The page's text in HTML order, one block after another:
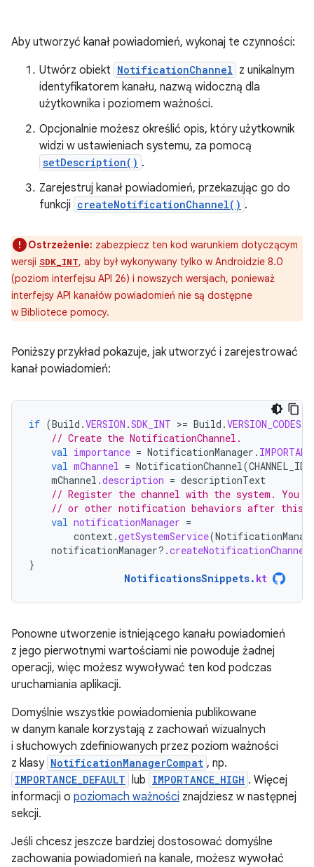
Aby utworzyć kanał powiadomień, wykonaj te czynności:
Utwórz obiekt NotificationChannel z unikalnym
identyfikatorem kanału, nazwą widoczną dla
użytkownika i poziomem ważności.
Opcjonalnie możesz określić opis, który użytkownik
widzi w ustawieniach systemu, za pomocą
setDescription() .
Zarejestruj kanał powiadomień, przekazując go do
funkcji createNotificationChannel() .
Ostrzeżenie: zabezpiecz ten kod warunkiem dotyczącym
wersji SDK_INT, aby był wykonywany tylko w Androidzie 8.0
(poziom interfejsu API 26) i nowszych wersjach, ponieważ
interfejsy API kanałów powiadomień nie są dostępne
w Bibliotece pomocy.
Poniższy przykład pokazuje, jak utworzyć i zarejestrować
kanał powiadomień:
if (Build .VERSION .SDK_INT >= Build .VERSION_CODES
// Create the NotificationChannel.
val importance = NotificationManager .
val mChannel = NotificationChannel(CHANNEL_ID
mChannel .description = descriptionText
// Register the channel with the system. You
// or other notification behaviors after this.
val notificationManager =
context.getSystemService(
notificationManager?.createNotificationChannel
}
NotificationsSnippets. kt
Ponowne utworzenie istniejącego kanału powiadomień
z jego pierwotnymi wartościami nie powoduje żadnej
operacji, więc możesz wywoływać ten kod podczas
uruchamiania aplikacji.
Domyślnie wszystkie powiadomienia publikowane
w danym kanale korzystają z zachowań wizualnych
i słuchowych zdefiniowanych przez poziom ważności
z klasy NotificationManagerCompat , np.
IMPORTANCE_DEFAULT lub IMPORTANCE_HIGH . Więcej
informacji o poziomach ważności znajdziesz w następnej
sekcji.
Jeśli chcesz jeszcze bardziej dostosować domyślne
zachowania powiadomień na kanale, możesz wywołać